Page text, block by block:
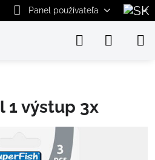
Panel používateľa
1 výstup 3x